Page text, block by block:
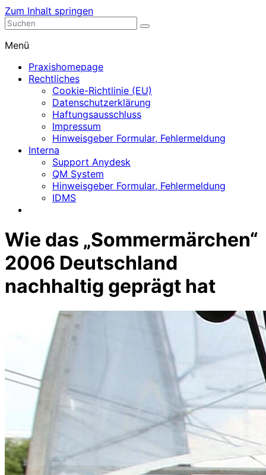
Zum Inhalt springen
Nephrologische Praxis mit Dialyse
Menü
Praxishomepage
Rechtliches
Cookie-Richtlinie (EU)
Datenschutzerklärung
Haftungsausschluss
Impressum
Hinweisgeber Formular, Fehlermeldung
Interna
Support Anydesk
QM System
Hinweisgeber Formular, Fehlermeldung
IDMS
Wie das „Sommermärchen“
2006 Deutschland
nachhaltig geprägt hat